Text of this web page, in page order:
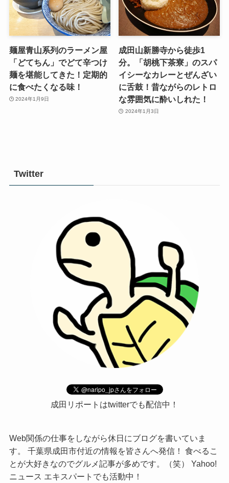
麺屋青山系列のラーメン屋
「どてちん」でどて辛つけ
麺を堪能してきた！定期的
に食べたくなる味！
2024年1月9日
成田山新勝寺から徒歩1
分。「胡桃下茶寮」のスパ
イシーなカレーとぜんざい
に舌鼓！昔ながらのレトロ
な雰囲気に酔いしれた！
2024年1月3日
Twitter
成田リポートはtwitterでも配信中！
Web関係の仕事をしながら休日にブログを書いていま
す。 千葉県成田市付近の情報を皆さんへ発信！ 食べるこ
とが大好きなのでグルメ記事が多めです。（笑） Yahoo!
ニュース エキスパートでも活動中！